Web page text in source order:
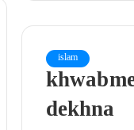
islam
khwab
dekhna